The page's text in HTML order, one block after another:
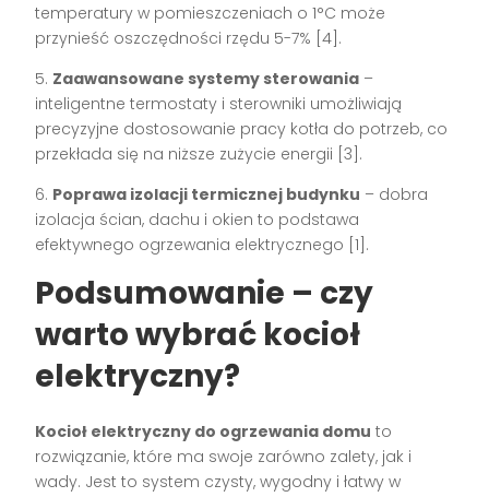
temperatury w pomieszczeniach o 1°C może
przynieść oszczędności rzędu 5-7% [4].
5. Zaawansowane systemy sterowania –
inteligentne termostaty i sterowniki umożliwiają
precyzyjne dostosowanie pracy kotła do potrzeb, co
przekłada się na niższe zużycie energii [3].
6. Poprawa izolacji termicznej budynku – dobra
izolacja ścian, dachu i okien to podstawa
efektywnego ogrzewania elektrycznego [1].
Podsumowanie – czy
warto wybrać kocioł
elektryczny?
Kocioł elektryczny do ogrzewania domu to
rozwiązanie, które ma swoje zarówno zalety, jak i
wady. Jest to system czysty, wygodny i łatwy w